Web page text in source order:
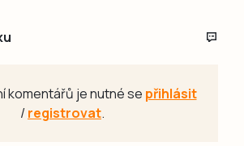
komentářů je nutné se přihlásit
/registrovat.